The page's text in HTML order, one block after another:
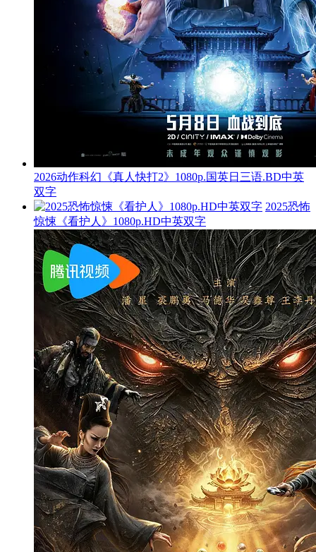
2026动作科幻《真人快打2》1080p.国英日三语.BD中英
双字
2025恐怖
惊悚《看护人》1080p.HD中英双字